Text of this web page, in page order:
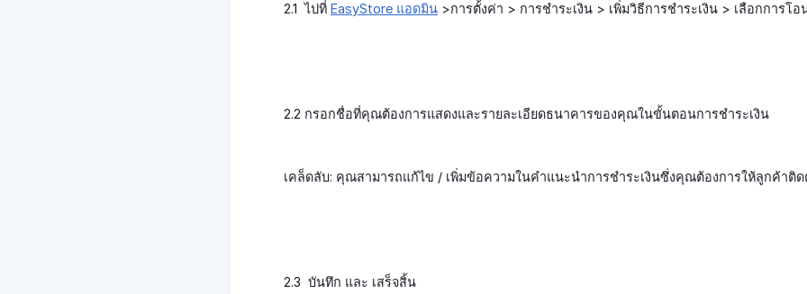
2.1 ไปที่ EasyStore แอดมิน >การตั้งค่า > การชำระเงิน > เพิ่มวิธีการชำระเงิน > เลือกการโ
2.2 กรอกชื่อที่คุณต้องการแสดงและรายละเอียดธนาคารของคุณในขั้นตอนการชำระเงิน
เคล็ดลับ: คุณสามารถแก้ไข / เพิ่มข้อความในคำแนะนำการชำระเงินซึ่งคุณต้องการให้ลูกค้าติด
2.3 บันทึก และ เสร็จสิ้น